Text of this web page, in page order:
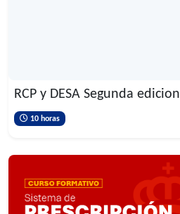
RCP y DESA Segunda edicion
10 horas